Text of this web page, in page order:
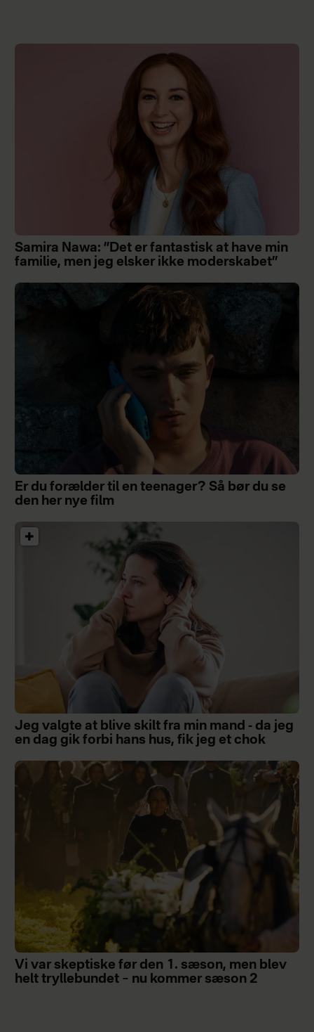
Samira Nawa: ”Det er fantastisk at have min
familie, men jeg elsker ikke moderskabet”
Er du forælder til en teenager? Så bør du se
den her nye film
Jeg valgte at blive skilt fra min mand - da jeg
en dag gik forbi hans hus, fik jeg et chok
Vi var skeptiske før den 1. sæson, men blev
helt tryllebundet – nu kommer sæson 2